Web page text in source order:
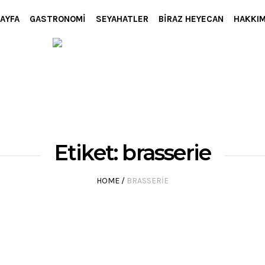
GASTRONOMI SEYAHATLER BIRAZ HEYECAN
Etiket: brasserie
HOME / BRASSERIE